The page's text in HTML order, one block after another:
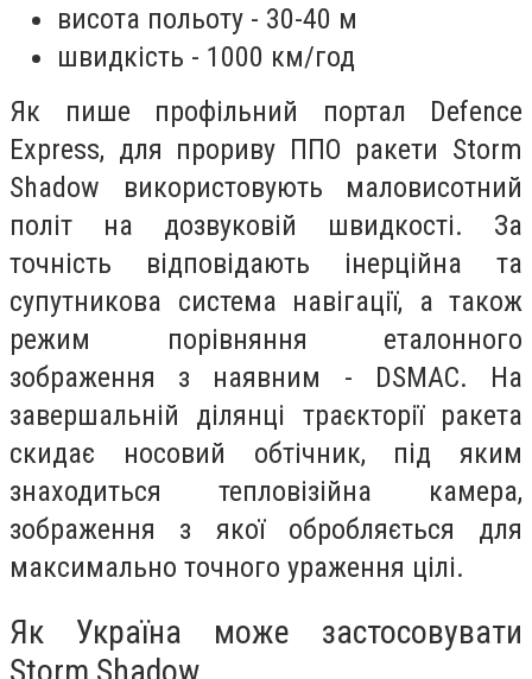
висота польоту - 30-40 м
швидкість - 1000 км/год
Як пише профільний портал Defence
Express, для прориву ППО ракети Storm
Shadow використовують маловисотний
політ на дозвуковій швидкості. За
точність відповідають інерційна та
супутникова система навігації, а також
режим порівняння еталонного
зображення з наявним - DSMAC. На
завершальній ділянці траєкторії ракета
скидає носовий обтічник, під яким
знаходиться тепловізійна камера,
зображення з якої обробляється для
максимально точного ураження цілі.
Як Україна може застосовувати
Storm Shadow